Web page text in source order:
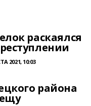
раскаялся
2021, 10:03
района